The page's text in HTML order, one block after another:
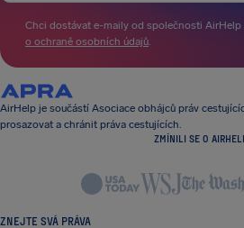
Chci dostávat e-maily od společnosti AirHelp
o ochraně osobních údajů.
AirHelp je součástí Asociace obhájců práv
prosazovat a chránit práva cestujících.
ZMÍNILI SE O
ZNEJTE SVÁ PRÁVA